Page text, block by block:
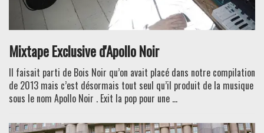
Mixtape Exclusive d'Apollo Noir
Il faisait parti de Bois Noir qu’on avait placé dans notre compilation
de 2013 mais c’est désormais tout seul qu’il produit de la musique
sous le nom Apollo Noir . Exit la pop pour une ...